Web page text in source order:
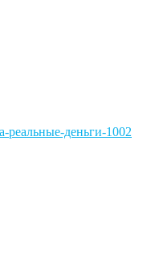
реальные-деньги-1002